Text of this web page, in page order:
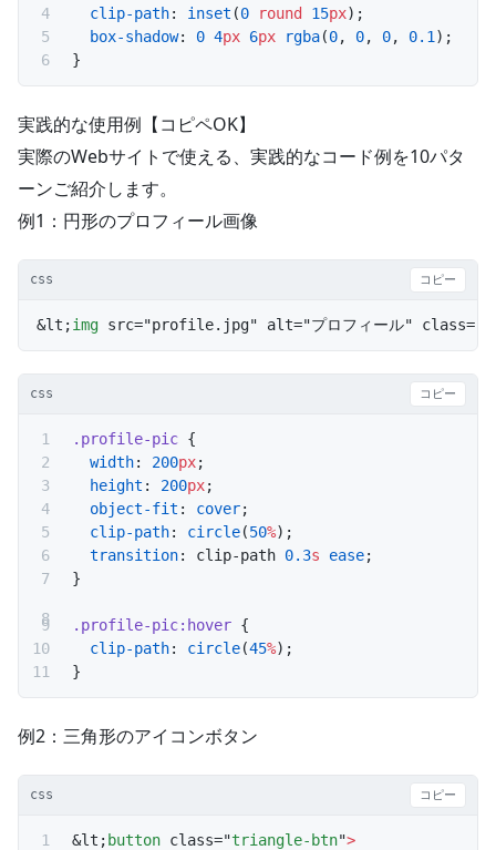
  clip-path
: inset (0 round 15px);
  box-shadow
: 0 4px 6px rgba(0, 0, 0, 0.1 );
}
実践的な使用例【コピペOK】
実際のWebサイトで使える、実践的なコード例を10パタ
ーンご紹介します。
例1：円形のプロフィール画像
css コピー
&lt;img src="profile.jpg" alt="プロフィール" class="
css コピー
.profile-pic {
  width
: 200px;
  height
: 200px;
  object-fit
: cover;
  clip-path
: circle(50%);
  transition
: clip-path 0.3s ease;
}
.profile-pic:hover {
  clip-path
: circle(45%);
}
例2：三角形のアイコンボタン
css コピー
&lt; button class="triangle-btn">